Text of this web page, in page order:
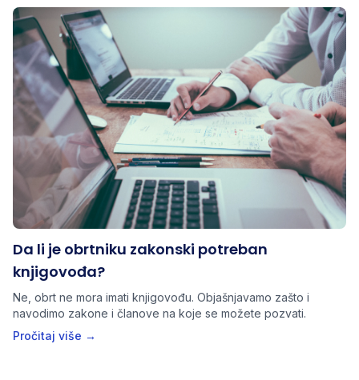
Da li je obrtniku zakonski potreban
knjigovođa?
Ne, obrt ne mora imati knjigovođu. Objašnjavamo zašto i
navodimo zakone i članove na koje se možete pozvati.
Pročitaj više →